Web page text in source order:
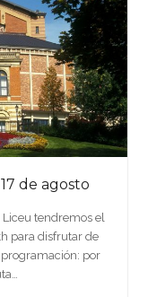
de agosto
tendremos el
para disfrutar de
por